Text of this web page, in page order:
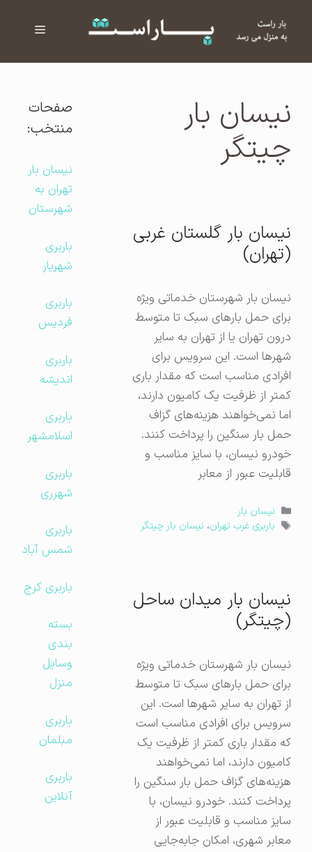
فهرست
نیسان بار
چیتگر
نیسان بار گلستان غربی
(تهران)
نیسان بار شهرستان خدماتی ویژه
برای حمل بارهای سبک تا متوسط
درون تهران یا از تهران به سایر
شهرها است. این سرویس برای
افرادی مناسب است که مقدار باری
کمتر از ظرفیت یک کامیون دارند،
اما نمی‌خواهند هزینه‌های گزاف
حمل بار سنگین را پرداخت کنند.
خودرو نیسان، با سایز مناسب و
قابلیت عبور از معابر
دسته‌ها
نیسان بار
برچسب‌ها
باربری غرب تهران ،نیسان بار چیتگر
نیسان بار میدان ساحل
(چیتگر)
نیسان بار شهرستان خدماتی ویژه
برای حمل بارهای سبک تا متوسط
از تهران به سایر شهرها است. این
سرویس برای افرادی مناسب است
که مقدار باری کمتر از ظرفیت یک
کامیون دارند، اما نمی‌خواهند
هزینه‌های گزاف حمل بار سنگین را
پرداخت کنند. خودرو نیسان، با
سایز مناسب و قابلیت عبور از
معابر شهری، امکان جابه‌جایی
صفحات
منتخب:
نیسان بار
تهران به
شهرستان
باربری
شهریار
باربری
فردیس
باربری
اندیشه
باربری
اسلامشهر
باربری
شهرری
باربری
شمس آباد
باربری کرج
بسته
بندی
وسایل
منزل
باربری
مبلمان
باربری
آنلاین